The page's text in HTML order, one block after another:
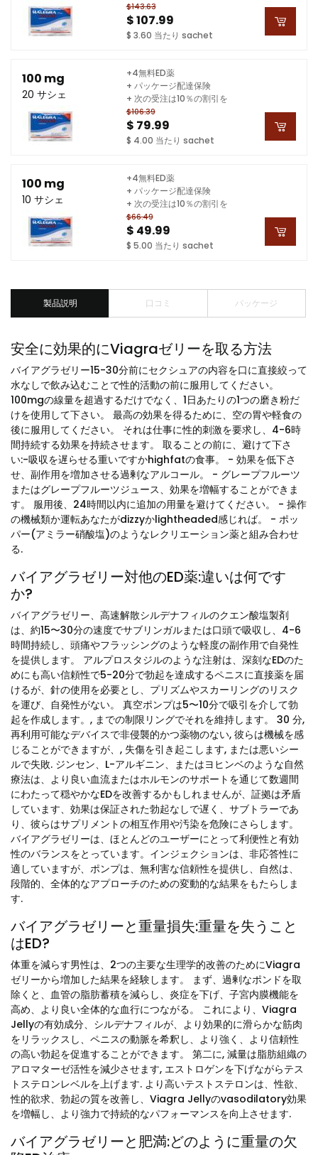
$143.63
$ 107.99
$ 3.60 当たり sachet
100 mg
20 サシェ
$106.39
$ 79.99
$ 4.00 当たり sachet
+4無料ED薬
+ パッケージ配達保険
+ 次の受注は10％の割引を
100 mg
10 サシェ
$66.49
$ 49.99
$ 5.00 当たり sachet
+4無料ED薬
+ パッケージ配達保険
+ 次の受注は10％の割引を
製品説明 口コミ パッケージ
安全に効果的にViagraゼリーを取る方法
バイアグラゼリー15-30分前にセクシュアの内容を口に直接絞って
水なしで飲み込むことで性的活動の前に服用してください。
100mgの線量を超過するだけでなく、1日あたりの1つの磨き粉だ
けを使用して下さい。 最高の効果を得るために、空の胃や軽食の
後に服用してください。 それは仕事に性的刺激を要求し、4-6時
間持続する効果を持続させます。 取ることの前に、避けて下さ
い:-吸収を遅らせる重いですかhighfatの食事。 - 効果を低下さ
せ、副作用を増加させる過剰なアルコール。 - グレープフルーツ
またはグレープフルーツジュース、効果を増幅することができま
す。 服用後、24時間以内に追加の用量を避けてください。 - 操作
の機械類か運転あなたがdizzyかlightheaded感じれば。 - ポッ
パー(アミラー硝酸塩)のようなレクリエーション薬と組み合わせ
る.
バイアグラゼリー対他のED薬:違いは何です
か?
バイアグラゼリー、高速解散シルデナフィルのクエン酸塩製剤
は、約15〜30分の速度でサブリンガルまたは口頭で吸収し、4-6
時間持続し、頭痛やフラッシングのような軽度の副作用で自発性
を提供します。 アルプロスタジルのような注射は、深刻なEDのた
めにも高い信頼性で5-20分で勃起を達成するペニスに直接薬を届
けるが、針の使用を必要とし、プリズムやスカーリングのリスク
を運び、自発性がない。 真空ポンプは5〜10分で吸引を介して勃
起を作成します。, までの制限リングでそれを維持します。 30 分,
再利用可能なデバイスで非侵襲的かつ薬物のない, 彼らは機械を感
じることができますが、, 失傷を引き起こします, または悪いシー
ルで失敗. ジンセン、L-アルギニン、またはヨヒンベのような自然
療法は、より良い血流またはホルモンのサポートを通じて数週間
にわたって穏やかなEDを改善するかもしれませんが、証拠は矛盾
しています、効果は保証された勃起なしで遅く、サブトラーであ
り、彼らはサプリメントの相互作用や汚染を危険にさらします。
バイアグラゼリーは、ほとんどのユーザーにとって利便性と有効
性のバランスをとっています。インジェクションは、非応答性に
適していますが、ポンプは、無利害な信頼性を提供し、自然は、
段階的、全体的なアプローチのための変動的な結果をもたらしま
す.
バイアグラゼリーと重量損失:重量を失うこと
はED?
体重を減らす男性は、2つの主要な生理学的改善のためにViagra
ゼリーから増加した結果を経験します。 まず、過剰なポンドを取
除くと、血管の脂肪蓄積を減らし、炎症を下げ、子宮内膜機能を
高め、より良い全体的な血行につながる。 これにより、Viagra
Jellyの有効成分、シルデナフィルが、より効果的に滑らかな筋肉
をリラックスし、ペニスの動脈を希釈し、より強く、より信頼性
の高い勃起を促進することができます。 第二に, 減量は脂肪組織の
アロマターゼ活性を減少させます, エストロゲンを下げながらテス
トステロンレベルを上げます. より高いテストステロンは、性欲、
性的欲求、勃起の質を改善し、Viagra Jellyのvasodilatory効果
を増幅し、より強力で持続的なパフォーマンスを向上させます.
バイアグラゼリーと肥満:どのように重量の欠